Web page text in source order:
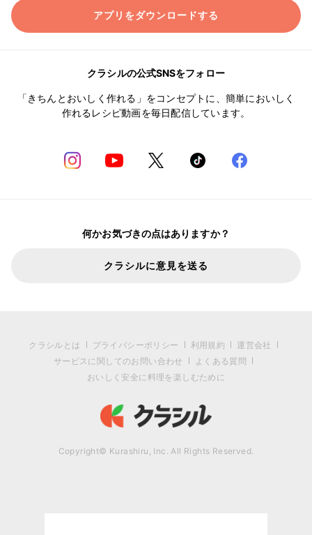
アプリをダウンロードする
クラシルの公式SNSをフォロー
「きちんとおいしく作れる」をコンセプトに、簡単においしく
作れるレシピ動画を毎日配信しています。
何かお気づきの点はありますか？
クラシルに意見を送る
クラシルとは プライバシーポリシー 利用規約
運営会社
サービスに関してのお問い合わせ
よくある質問
おいしく安全に料理を楽しむために
Copyright© Kurashiru, Inc. All Rights Reserved.